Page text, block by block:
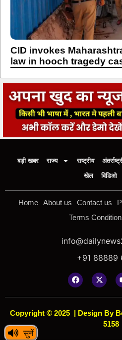
सुनें
CID invokes
law in hooch tragedy
बड़ी खबर राज्य राष्ट्रीय
खेल
विडिओ
Home About us Contact us
Terms
+91 88889
Copyright © 2025 | Design By
5158